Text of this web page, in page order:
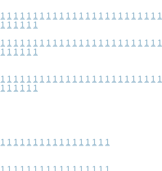
1 1 1 1 1 1 1 1 1 1 1 1 1 1 1 1 1 1 1 1 1 1 1 1 1
1 1 1 1 1 1
1 1 1 1 1 1 1 1 1 1 1 1 1 1 1 1 1 1 1 1 1 1 1 1 1
1 1 1 1 1 1
1 1 1 1 1 1 1 1 1 1 1 1 1 1 1 1 1 1 1 1 1 1 1 1 1
1 1 1 1 1 1
1 1 1 1 1 1 1 1 1 1 1 1 1 1 1 1 1